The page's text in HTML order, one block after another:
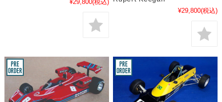
¥29,800(税込)
¥29,800(税込)